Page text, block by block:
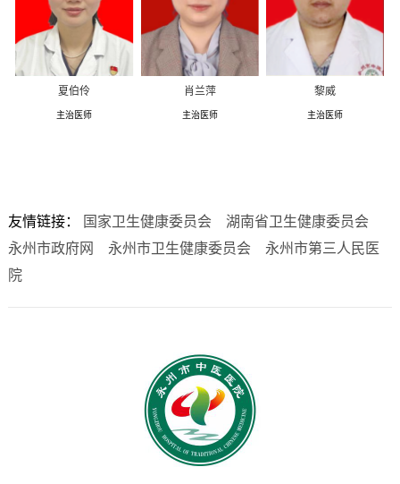
夏伯伶
主治医师
肖兰萍
主治医师
黎威
主治医师
友情链接： 国家卫生健康委员会
湖南省卫生健康委员会
永州市政府网
永州市卫生健康委员会
永州市第三人民医
院